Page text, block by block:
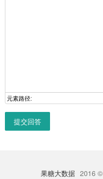
元素路径:
提交回答
果糖大数据 2016 ©